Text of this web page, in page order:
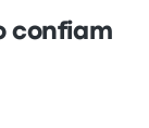
confiam